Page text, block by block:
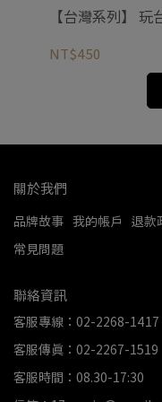
【台灣系列】
NT$450
關於我們
品牌故事 我的帳戶 退款
常見問題
聯絡資訊
客服專線：02-2268-1417
客服傳真：02-2267-1519
客服時間：08.30-17:30